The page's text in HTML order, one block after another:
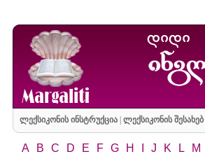
ლექსიკონის ინსტრუქცია| ლექსიკონის შესახებ|
A B C D E F G H J K L M